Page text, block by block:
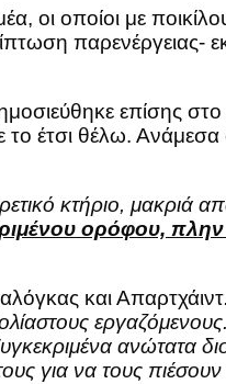
οι οποίοι με
παρενέργειας-
επίσης
το έτσι θέλω.
κτήριο, μακριά
ορόφου, πλην
και Απαρτχάιντ
ανώτατα
για να τους πιέσουν